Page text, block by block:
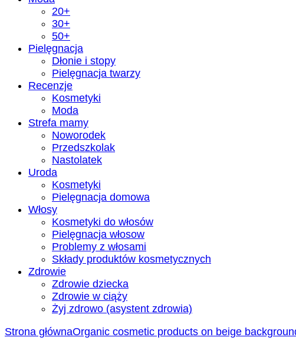
20+
30+
50+
Pielęgnacja
Dłonie i stopy
Pielęgnacja twarzy
Recenzje
Kosmetyki
Moda
Strefa mamy
Noworodek
Przedszkolak
Nastolatek
Uroda
Kosmetyki
Pielęgnacja domowa
Włosy
Kosmetyki do włosów
Pielęgnacja włosow
Problemy z włosami
Składy produktów kosmetycznych
Zdrowie
Zdrowie dziecka
Zdrowie w ciąży
Żyj zdrowo (asystent zdrowia)
Strona głównaOrganic cosmetic products on beige